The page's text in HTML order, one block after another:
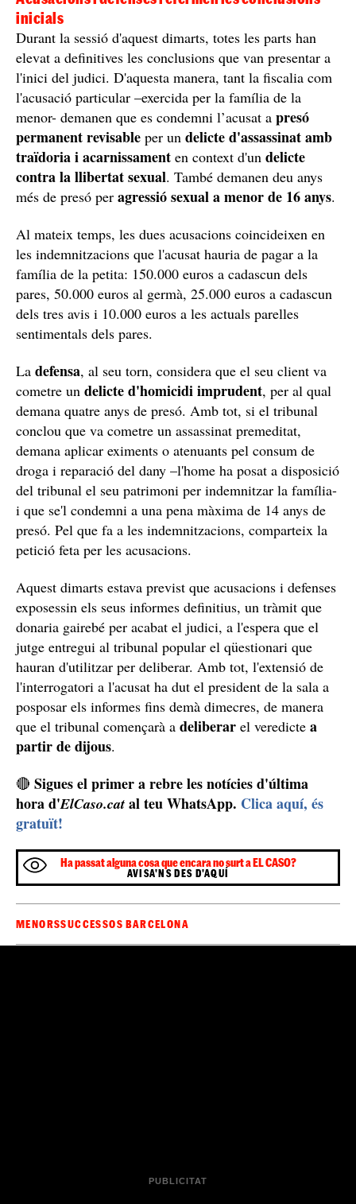
"Allà no hi podia haver ningú, obro una porta i trobo
una ombra", ha dit, fent referència al
lladre
que
assegura que ell creu que va atacar. "Em cauen els
ganivets, tinc por, i és quan agafo pel coll a la
persona", ha afegit. "Amb totes les forces em defensava,
anava amb tot el que podia, i no puc dir res més", ha
relatat l'acusat.
Ha assegurat que va intentar anar a la policia a
confessar, però no va trobar l'accés i que va amagar el
nerviosisme perquè"a les pel·lícules surt que si et
poses nerviós és pitjor"
. L'home també ha negat haver
violat a la noia i també haver fet cerques de
contingut
sexual amb menors d'edat, tal com havien detallat els
pèrits informàtics que van examinar els seus ordinadors
i terminals mòbils.
Acusacions i defenses refermen les conclusions
inicials
Durant la sessió d'aquest dimarts, totes les parts han
elevat a definitives les conclusions que van presentar a
l'inici del judici. D'aquesta manera, tant la fiscalia com
l'acusació particular –exercida per la família de la
menor- demanen que es condemni l’acusat a
presó
permanent revisable per un
delicte d'assassinat amb
traïdoria i acarnissament
en context d'un delicte
contra la llibertat sexual. També demanen deu anys
més de presó per
agressió sexual a menor de 16 anys
Al mateix temps, les dues acusacions coincideixen en
les indemnitzacions que l'acusat hauria de pagar a la
família de la petita: 150.000 euros a cadascun dels
pares, 50.000 euros al germà, 25.000 euros a cadascun
dels tres avis i 10.000 euros a les actuals parelles
sentimentals dels pares.
Ladefensa, al seu torn, considera que el seu client va
cometre undelicte d'homicidi imprudent, per al qual
demana quatre anys de presó. Amb tot, si el tribunal
conclou que va cometre un assassinat premeditat,
demana aplicar eximents o atenuants pel consum de
droga i reparació del dany –l'home ha posat a disposició
del tribunal el seu patrimoni per indemnitzar la família-
i que se'l condemni a una pena màxima de 14 anys de
presó. Pel que fa a les indemnitzacions, comparteix la
Aquest dimarts estava previst que acusacions i defenses